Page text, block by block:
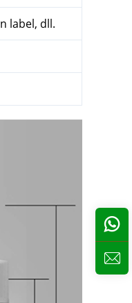
label, dll.